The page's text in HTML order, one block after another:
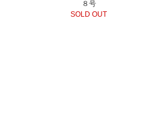
８号
SOLD OUT